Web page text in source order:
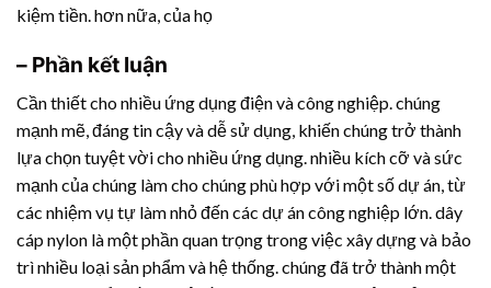
kiệm tiền. hơn nữa, của họ
– Phần kết luận
Cần thiết cho nhiều ứng dụng điện và công nghiệp. chúng
mạnh mẽ, đáng tin cậy và dễ sử dụng, khiến chúng trở thành
lựa chọn tuyệt vời cho nhiều ứng dụng. nhiều kích cỡ và sức
mạnh của chúng làm cho chúng phù hợp với một số dự án, từ
các nhiệm vụ tự làm nhỏ đến các dự án công nghiệp lớn. dây
cáp nylon là một phần quan trọng trong việc xây dựng và bảo
trì nhiều loại sản phẩm và hệ thống. chúng đã trở thành một